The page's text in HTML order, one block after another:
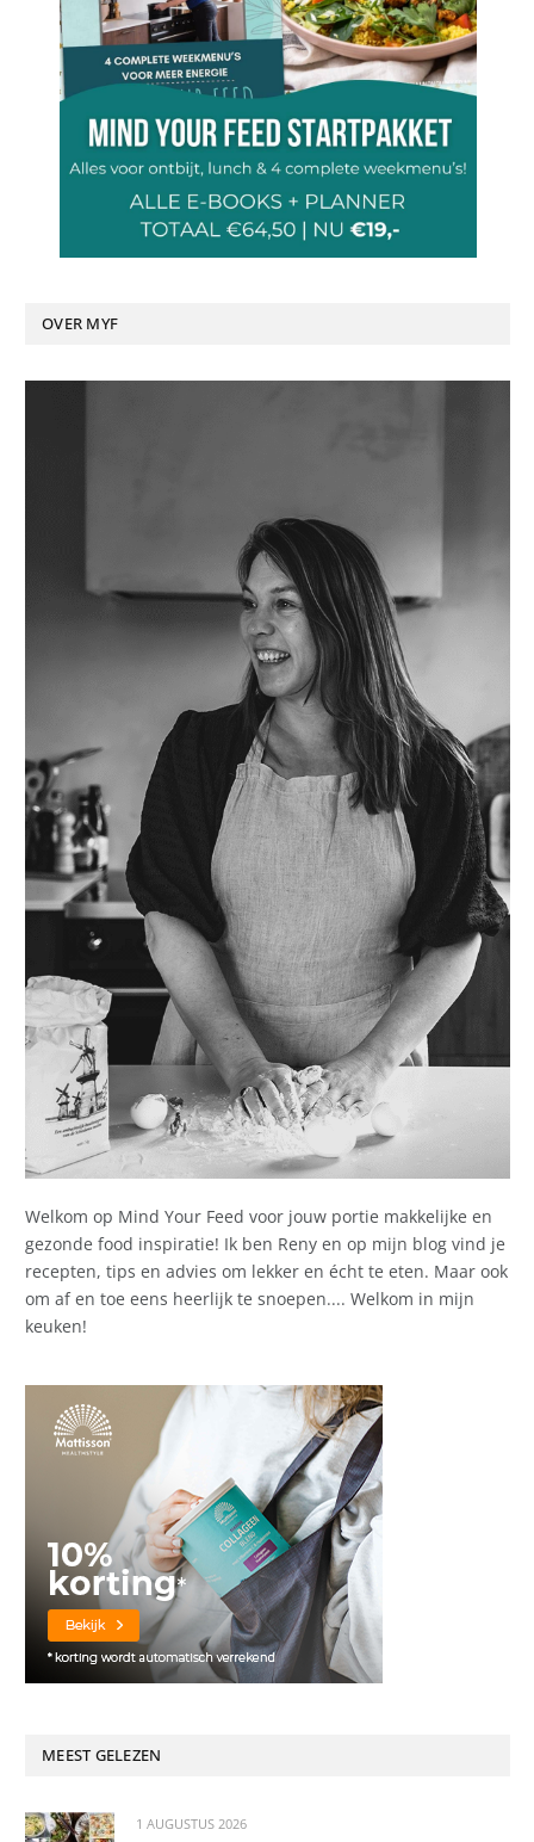
OVER MYF
Welkom op Mind Your Feed voor jouw portie makkelijke en
gezonde food inspiratie! Ik ben Reny en op mijn blog vind je
recepten, tips en advies om lekker en écht te eten. Maar ook
om af en toe eens heerlijk te snoepen.... Welkom in mijn
keuken!
MEEST GELEZEN
1 AUGUSTUS 2026